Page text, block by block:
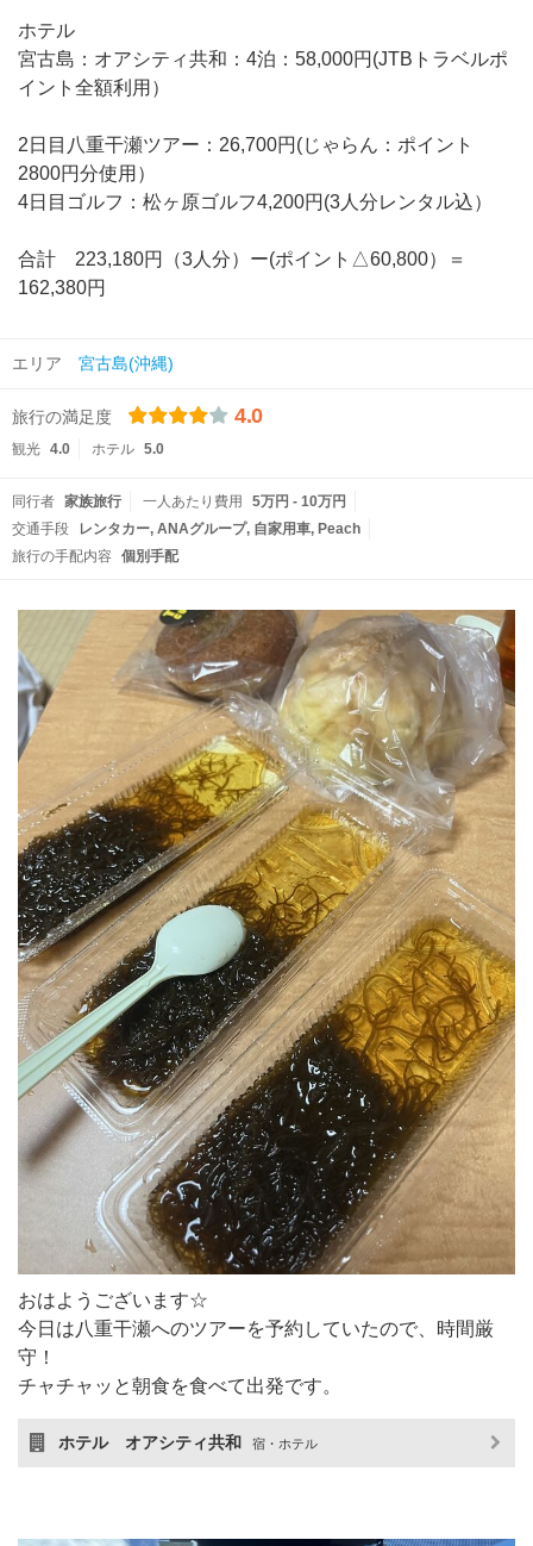
ホテル
宮古島：オアシティ共和：4泊：58,000円(JTBトラベルポ
イント全額利用）
2日目八重干瀬ツアー：26,700円(じゃらん：ポイント
2800円分使用）
4日目ゴルフ：松ヶ原ゴルフ4,200円(3人分レンタル込）
合計 223,180円（3人分）ー(ポイント△60,800）＝
162,380円
エリア 宮古島(沖縄)
旅行の満足度 4.0
観光 4.0 ホテル 5.0
同行者 家族旅行 一人あたり費用
5万円 - 10万円
交通手段
レンタカー ANAグループ 自家用車 Peach
旅行の手配内容
個別手配
おはようございます☆
今日は八重干瀬へのツアーを予約していたので、時間厳
守！
チャチャッと朝食を食べて出発です。
ホテル オアシティ共和 宿・ホテル